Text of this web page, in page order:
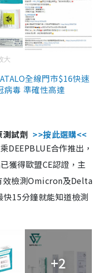
大
全線門市$16快速
病毒 準確性高達
試劑 >>按此選購<<
DEEPBLUE合作推出，
獲得歐盟CE認證，主
效檢測Omicron及Delta
15分鐘就能知道檢測
+2